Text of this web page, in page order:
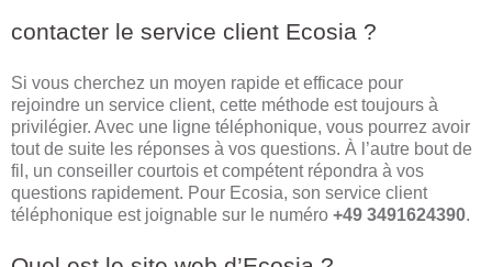
contacter le service client Ecosia ?
Si vous cherchez un moyen rapide et efficace pour
rejoindre un service client, cette méthode est toujours à
privilégier. Avec une ligne téléphonique, vous pourrez avoir
tout de suite les réponses à vos questions. À l’autre bout de
fil, un conseiller courtois et compétent répondra à vos
questions rapidement. Pour Ecosia, son service client
téléphonique est joignable sur le numéro +49 3491624390.